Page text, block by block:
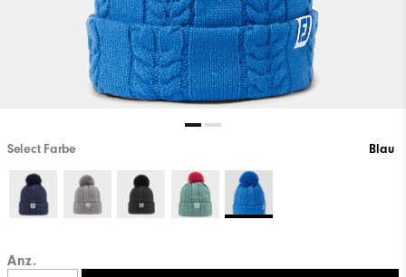
Select Farbe Blau
Anz.